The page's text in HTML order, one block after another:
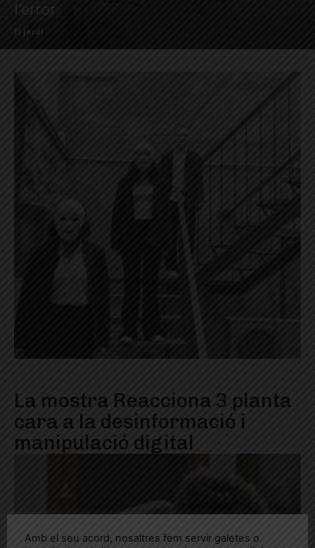
l’error
El Jardí
La mostra Reacciona 3 planta
cara a la desinformació i
manipulació digital
Amb el seu acord, nosaltres fem servir galetes o